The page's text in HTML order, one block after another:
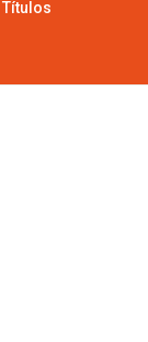
Títulos